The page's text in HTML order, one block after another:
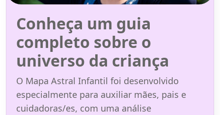
Conheça um guia
completo sobre o
universo da criança
O Mapa Astral Infantil foi desenvolvido
especialmente para auxiliar mães, pais e
cuidadoras/es, com uma análise